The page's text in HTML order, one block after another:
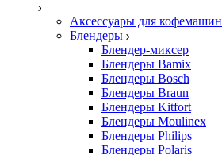
Аксессуары для кофемашин
Блендеры
Блендер-миксер
Блендеры Bamix
Блендеры Bosch
Блендеры Braun
Блендеры Kitfort
Блендеры Moulinex
Блендеры Philips
Блендеры Polaris